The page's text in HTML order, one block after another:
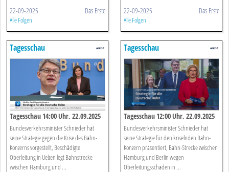
22-09-2025 Das Erste
Alle Folgen
22-09-2025 Das Erste
Alle Folgen
Tagesschau
Tagesschau 14:00 Uhr, 22.09.2025
Bundesverkehrsminister Schnieder hat
seine Strategie gegen die Krise des Bahn-
Konzerns vorgestellt, Beschädigte
Oberleitung in Uelzen legt Bahnstrecke
zwischen Hamburg und ...
Tagesschau
Tagesschau 12:00 Uhr, 22.09.2025
Bundesverkehrsminister Schnieder hat
seine Strategie für den kriselnden Bahn-
Konzern präsentiert, Bahn-Strecke zwischen
Hamburg und Berlin wegen
Oberleitungsschaden in ...